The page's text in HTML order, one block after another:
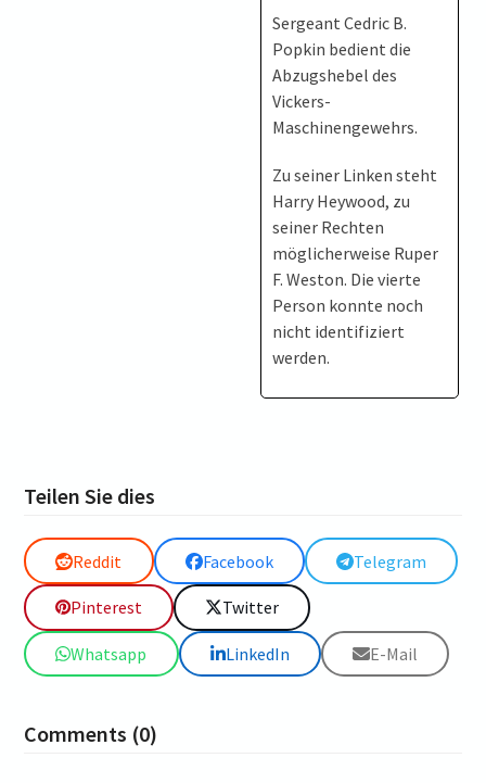
Sergeant Cedric B.
Popkin bedient die
Abzugshebel des
Vickers-
Maschinengewehrs.
Zu seiner Linken steht
Harry Heywood, zu
seiner Rechten
möglicherweise Ruper
F. Weston. Die vierte
Person konnte noch
nicht identifiziert
werden.
Teilen Sie dies
Reddit Facebook Telegram
Pinterest Twitter
Whatsapp LinkedIn E-Mail
Comments (0)